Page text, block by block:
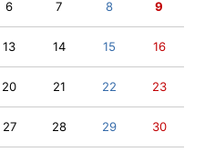
6 7 8 9
13 14 15 16
20 21 22 23
27 28 29 30